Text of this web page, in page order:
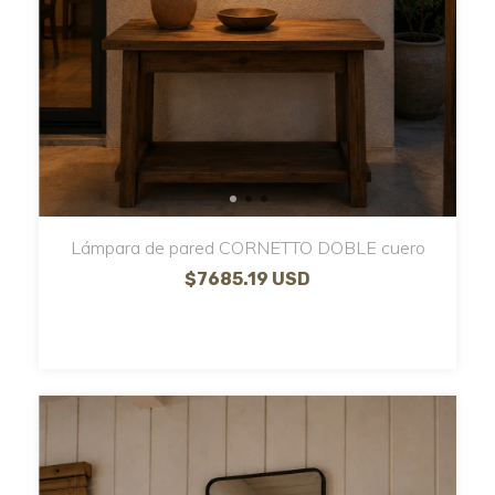
Lámpara de pared CORNETTO DOBLE cuero
$7685.19 USD